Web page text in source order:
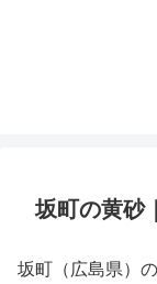
坂町の黄砂
坂町（広島県）